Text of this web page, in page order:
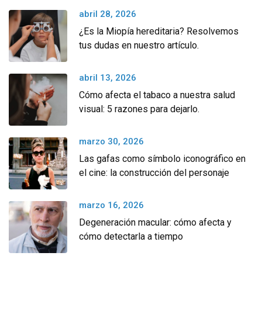
abril 28, 2026
¿Es la Miopía hereditaria? Resolvemos
tus dudas en nuestro artículo.
abril 13, 2026
Cómo afecta el tabaco a nuestra salud
visual: 5 razones para dejarlo.
marzo 30, 2026
Las gafas como símbolo iconográfico en
el cine: la construcción del personaje
marzo 16, 2026
Degeneración macular: cómo afecta y
cómo detectarla a tiempo